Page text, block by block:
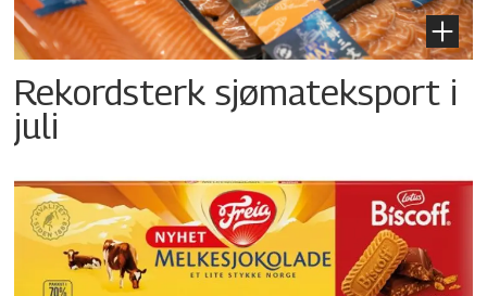
Rekordsterk sjømateksport i
juli